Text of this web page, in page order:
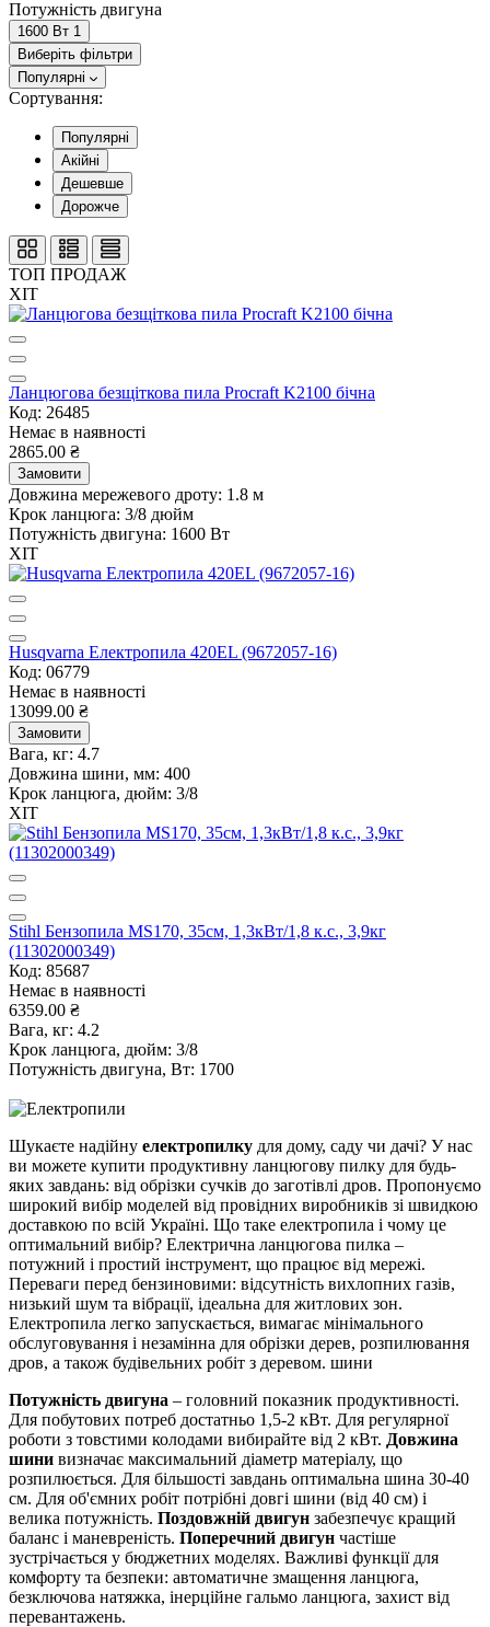
Потужність двигуна
1600 Вт 1
Виберіть фільтри
Популярні
Сортування:
Популярні
Акійні
Дешевше
Дорожче
ТОП ПРОДАЖ
ХІТ
Ланцюгова безщіткова пила Procraft K2100 бічна
Код: 26485
Немає в наявності
2865.00 ₴
Замовити
Довжина мережевого дроту: 1.8 м
Крок ланцюга: 3/8 дюйм
Потужність двигуна: 1600 Вт
ХІТ
Husqvarna Електропила 420EL (9672057-16)
Код: 06779
Немає в наявності
13099.00 ₴
Замовити
Вага, кг: 4.7
Довжина шини, мм: 400
Крок ланцюга, дюйм: 3/8
ХІТ
Stihl Бензопила MS170, 35см, 1,3кВт/1,8 к.с., 3,9кг
(11302000349)
Код: 85687
Немає в наявності
6359.00 ₴
Вага, кг: 4.2
Крок ланцюга, дюйм: 3/8
Потужність двигуна, Вт: 1700
Шукаєте надійну електропилку для дому, саду чи дачі? У нас
ви можете купити продуктивну ланцюгову пилку для будь-
яких завдань: від обрізки сучків до заготівлі дров. Пропонуємо
широкий вибір моделей від провідних виробників зі швидкою
доставкою по всій Україні. Що таке електропила і чому це
оптимальний вибір? Електрична ланцюгова пилка –
потужний і простий інструмент, що працює від мережі.
Переваги перед бензиновими: відсутність вихлопних газів,
низький шум та вібрації, ідеальна для житлових зон.
Електропила легко запускається, вимагає мінімального
обслуговування і незамінна для обрізки дерев, розпилювання
дров, а також будівельних робіт з деревом. шини
Потужність двигуна – головний показник продуктивності.
Для побутових потреб достатньо 1,5-2 кВт. Для регулярної
роботи з товстими колодами вибирайте від 2 кВт. Довжина
шини визначає максимальний діаметр матеріалу, що
розпилюється. Для більшості завдань оптимальна шина 30-40
см. Для об'ємних робіт потрібні довгі шини (від 40 см) і
велика потужність. Поздовжній двигун забезпечує кращий
баланс і маневреність. Поперечний двигун частіше
зустрічається у бюджетних моделях. Важливі функції для
комфорту та безпеки: автоматичне змащення ланцюга,
безключова натяжка, інерційне гальмо ланцюга, захист від
перевантажень.